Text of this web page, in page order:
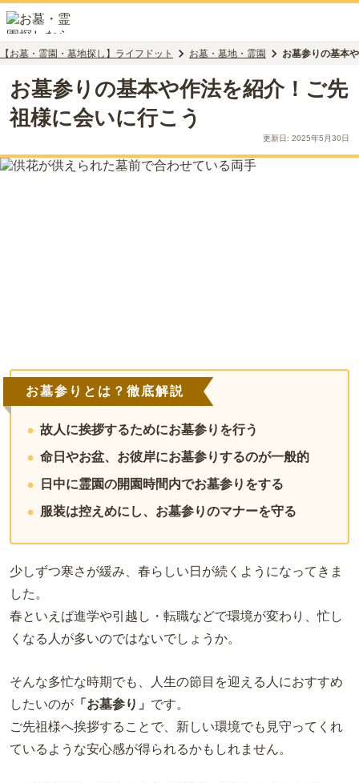
【お墓・霊園・墓地探し】ライフドット お墓・墓地・霊園 お墓参りの基本
お墓参りの基本や作法を紹介！ご先
祖様に会いに行こう
更新日: 2025年5月30日
お墓参りとは？徹底解説
故人に挨拶するためにお墓参りを行う
命日やお盆、お彼岸にお墓参りするのが一般的
日中に霊園の開園時間内でお墓参りをする
服装は控えめにし、お墓参りのマナーを守る
少しずつ寒さが緩み、春らしい日が続くようになってきま
した。
春といえば進学や引越し・転職などで環境が変わり、忙し
くなる人が多いのではないでしょうか。
そんな多忙な時期でも、人生の節目を迎える人におすすめ
したいのが 「お墓参り」 です。
ご先祖様へ挨拶することで、新しい環境でも見守ってくれ
ているような安心感が得られるかもしれません。